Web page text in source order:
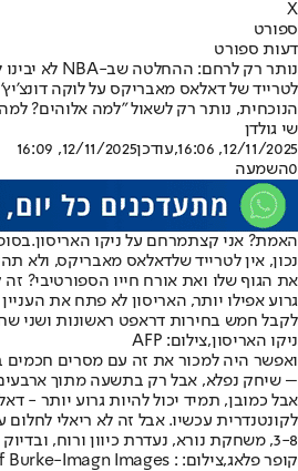
X
ספורט
דעות ספורט
נותר רק לרחם: ההחלטה שב-NBA לא יבינו לעולם
לטרייד של דאלאס מאבריקס על לוקה
הנוכחית, נותר רק לשאול "למה אלוהים? למה
שי גולדן
12/11/2025, 16:06
,עודכן12/11/2025, 16:09
0השמעה
האמת? אני קצתמרחם על ניקו האריסון.בסופו
נכון, אין לטרייד שלדאלאס מאבריקס
את הגוף שלו ואת אורח חייו הספורטיבי? זה
גרוע אפילו יותר, האריסון לא פתח את
לקבל חמש בחירות דראפט ראשונות ושני
ניקו האריסון,צילום: AFP
ואפשר היה למכור את זה עם מסרים חכמים
– שיחק נפלא, אבל רק בתשעה מתוך ארבעים
אבל כמובן, תמיד יכול להיות גרוע יותר -
לקונטנדרית עכשיו. אבל זה לא ריאלי
3-8, משחקת נורא, נעדרת כיוון ורוח, ובדיוק ההיפך ממה שאוהדי המאבריקס רצו, וניקו התפלל עבורו.
קופר פלאג,צילום: : Geoff Burke-Imagn Images